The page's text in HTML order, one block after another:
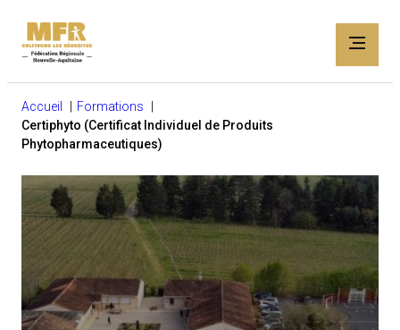
Accueil
Formations
Certiphyto (Certificat Individuel de Produits
Phytopharmaceutiques)